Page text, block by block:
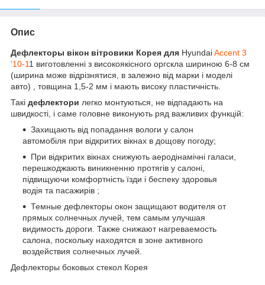
Опис
Дефлекторы вікон вітровики Корея для HyundaiAccent 3
'10-11 виготовленні з високоякісного оргскла шириною 6-8 см
(ширина може відрізнятися, в залежно від марки і моделі
авто) , товщина 1,5-2 мм і мають високу пластичність.
Такі дефлектори легко монтуються, не відпадають на
швидкості, і саме головне виконують ряд важливих функцій:
Захищають від попадання вологи у салон
автомобіля при відкритих вікнах в дощову погоду;
При відкритих вікнах снижують аеродінамічні галаси,
перешкоджають виникненню протягів у салоні,
підвищуючи комфортність їзди і беспеку здоровья
водія та пасажирів ;
Темные дефлекторы окон защищают водителя от
прямых солнечных лучей, тем самым улучшая
видимость дороги. Также снижают нагреваемость
салона, поскольку находятся в зоне активного
воздействия солнечных лучей.
Дефлекторы боковых стекол Корея